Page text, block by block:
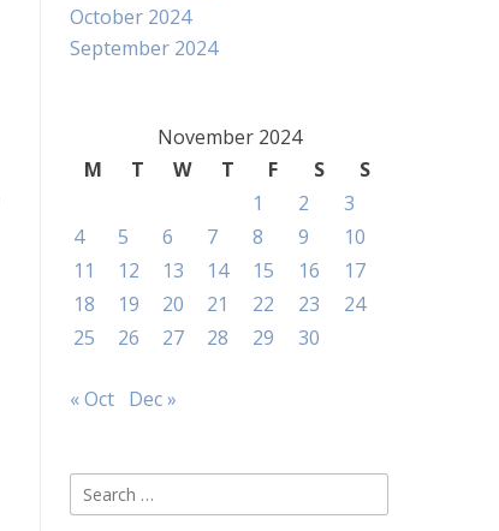
October 2024
September 2024
November 2024
M
T W T F S
S
1
2
3
4
5 6 7 8 9
10
11
12 13 14 15 16
17
18
19 20 21 22 23
24
25
26 27 28 29 30
« Oct Dec »
Search
for: